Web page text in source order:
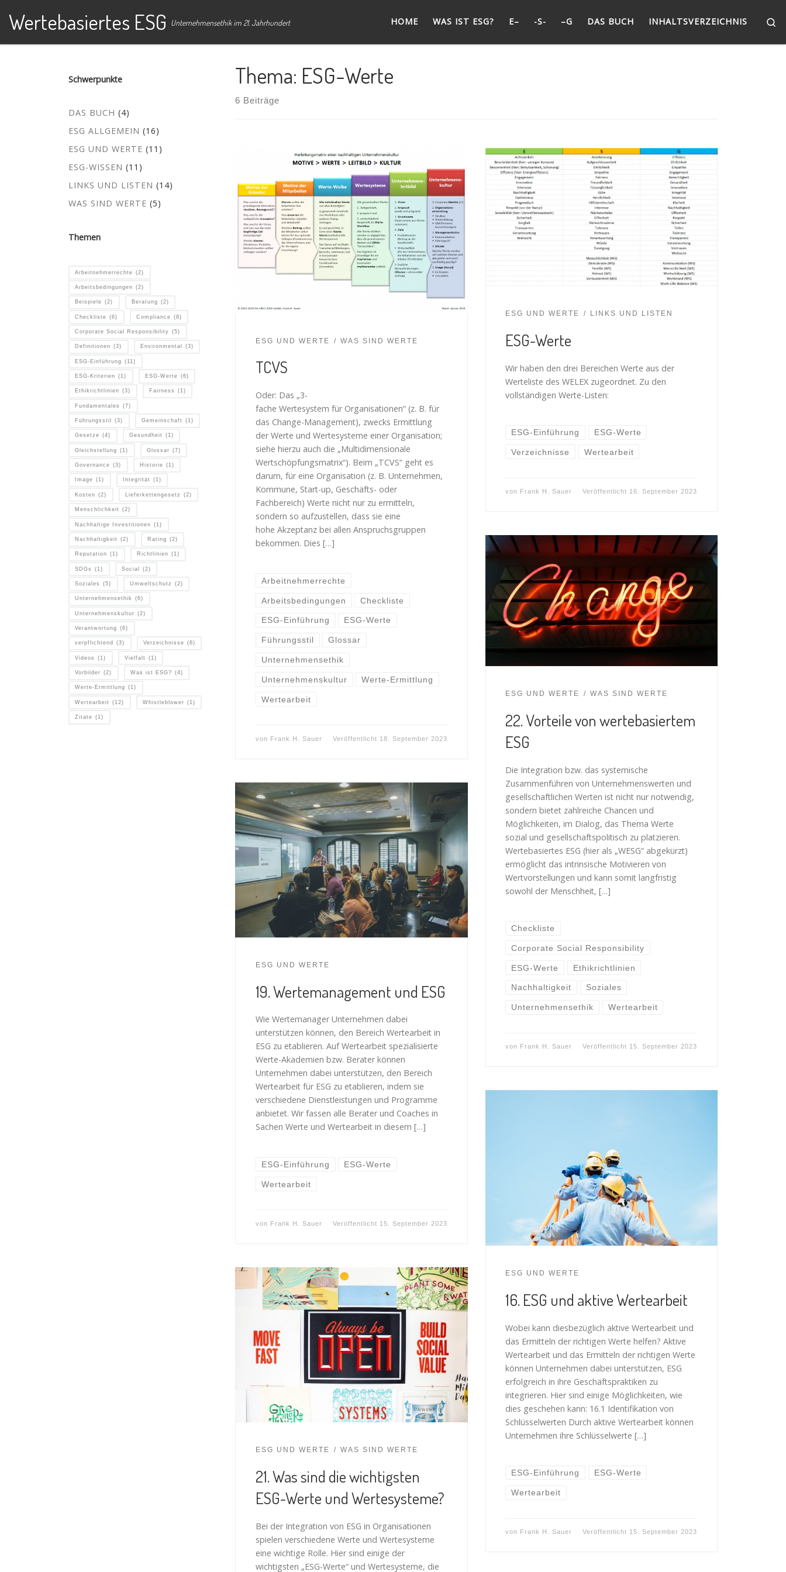
Zum Inhalt springen
Wertebasiertes ESG Unternehmensethik im 21. Jahrhundert HOME WAS IST ESG? E– -S- –G DAS BUCH INHALTSVERZEICHNIS
Thema: ESG-Werte
6 Beiträge
ESG UND WERTE WAS SIND WERTE
TCVS
Oder: Das „3-
fache Wertesystem für Organisationen“ (z. B. für
das Change-Management), zwecks Ermittlung
der Werte und Wertesysteme einer Organisation;
siehe hierzu auch die „Multidimensionale
Wertschöpfungsmatrix“). Beim „TCVS“ geht es
darum, für eine Organisation (z. B. Unternehmen,
Kommune, Start-up, Geschäfts- oder
Fachbereich) Werte nicht nur zu ermitteln,
sondern so aufzustellen, dass sie eine
hohe Akzeptanz bei allen Anspruchsgruppen
bekommen. Dies […]
Arbeitnehmerrechte
Arbeitsbedingungen Checkliste
ESG-Einführung ESG-Werte
Führungsstil Glossar
Unternehmensethik
Unternehmenskultur Werte-Ermittlung
Wertearbeit
von Frank H. Sauer Veröffentlicht 18. September 2023
ESG UND WERTE LINKS UND LISTEN
ESG-Werte
Wir haben den drei Bereichen Werte aus der
Werteliste des WELEX zugeordnet. Zu den
vollständigen Werte-Listen:
ESG-Einführung ESG-Werte
Verzeichnisse Wertearbeit
von Frank H. Sauer Veröffentlicht 16. September 2023
ESG UND WERTE WAS SIND WERTE
22. Vorteile von wertebasiertem
ESG
Die Integration bzw. das systemische
Zusammenführen von Unternehmenswerten und
gesellschaftlichen Werten ist nicht nur notwendig,
sondern bietet zahlreiche Chancen und
Möglichkeiten, im Dialog, das Thema Werte
sozial und gesellschaftspolitisch zu platzieren.
Wertebasiertes ESG (hier als „WESG“ abgekürzt)
ermöglicht das intrinsische Motivieren von
Wertvorstellungen und kann somit langfristig
sowohl der Menschheit, […]
Checkliste
Corporate Social Responsibility
ESG-Werte Ethikrichtlinien
Nachhaltigkeit Soziales
Unternehmensethik Wertearbeit
von Frank H. Sauer Veröffentlicht 15. September 2023
ESG UND WERTE
19. Wertemanagement und ESG
Wie Wertemanager Unternehmen dabei
unterstützen können, den Bereich Wertearbeit in
ESG zu etablieren. Auf Wertearbeit spezialisierte
Werte-Akademien bzw. Berater können
Unternehmen dabei unterstützen, den Bereich
Wertearbeit für ESG zu etablieren, indem sie
verschiedene Dienstleistungen und Programme
anbietet. Wir fassen alle Berater und Coaches in
Sachen Werte und Wertearbeit in diesem […]
ESG-Einführung ESG-Werte
Wertearbeit
von Frank H. Sauer Veröffentlicht 15. September 2023
ESG UND WERTE
16. ESG und aktive Wertearbeit
Wobei kann diesbezüglich aktive Wertearbeit und
das Ermitteln der richtigen Werte helfen? Aktive
Wertearbeit und das Ermitteln der richtigen Werte
können Unternehmen dabei unterstützen, ESG
erfolgreich in ihre Geschäftspraktiken zu
integrieren. Hier sind einige Möglichkeiten, wie
dies geschehen kann: 16.1 Identifikation von
Schlüsselwerten Durch aktive Wertearbeit können
Unternehmen ihre Schlüsselwerte […]
ESG-Einführung ESG-Werte
Wertearbeit
von Frank H. Sauer Veröffentlicht 15. September 2023
ESG UND WERTE WAS SIND WERTE
21. Was sind die wichtigsten
ESG-Werte und Wertesysteme?
Bei der Integration von ESG in Organisationen
spielen verschiedene Werte und Wertesysteme
eine wichtige Rolle. Hier sind einige der
wichtigsten „ESG-Werte“ und Wertesysteme, die
Schwerpunkte
DAS BUCH (4)
ESG ALLGEMEIN (16)
ESG UND WERTE (11)
ESG-WISSEN (11)
LINKS UND LISTEN (14)
WAS SIND WERTE (5)
Themen
Arbeitnehmerrechte (2)
Arbeitsbedingungen (2)
Beispiele (2) Beratung (2)
Checkliste (6) Compliance (8)
Corporate Social Responsibility (5)
Definitionen (3) Environmental (3)
ESG-Einführung (11)
ESG-Kriterien (1) ESG-Werte (6)
Ethikrichtlinien (3) Fairness (1)
Fundamentales (7)
Führungsstil (3) Gemeinschaft (1)
Gesetze (4) Gesundheit (1)
Gleichstellung (1) Glossar (7)
Governance (3) Historie (1)
Image (1) Integrität (1)
Kosten (2) Lieferkettengesetz (2)
Menschlichkeit (2)
Nachhaltige Investitionen (1)
Nachhaltigkeit (2) Rating (2)
Reputation (1) Richtlinien (1)
SDGs (1) Social (2)
Soziales (5) Umweltschutz (2)
Unternehmensethik (6)
Unternehmenskultur (2)
Verantwortung (6)
verpflichtend (3) Verzeichnisse (6)
Videos (1) Vielfalt (1)
Vorbilder (2) Was ist ESG? (4)
Werte-Ermittlung (1)
Wertearbeit (12) Whistleblower (1)
Zitate (1)